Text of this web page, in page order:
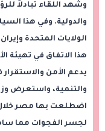
وشهد اللقاء تبادلاً
والدولية. وفي هذا
الولايات المتحدة
هذا الاتفاق في تهيئة
يدعم الأمن
والتنمية، واستعرض
اضطلعت بها مصر خلال
لجسر الفجوات مما